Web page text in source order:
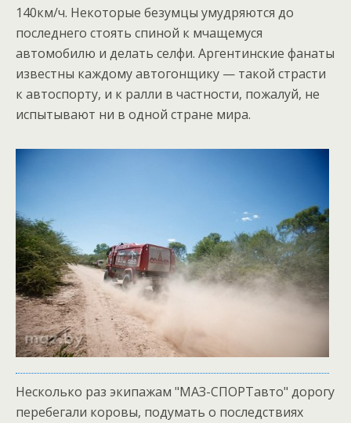
140км/ч. Некоторые безумцы умудряются до
последнего стоять спиной к мчащемуся
автомобилю и делать селфи. Аргентинские фанаты
известны каждому автогонщику — такой страсти
к автоспорту, и к ралли в частности, пожалуй, не
испытывают ни в одной стране мира.
Несколько раз экипажам "МАЗ-СПОРТавто" дорогу
перебегали коровы, подумать о последствиях